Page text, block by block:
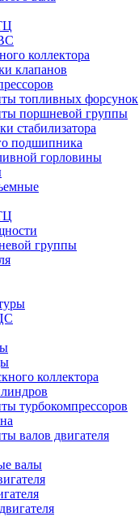
коллектора
клапанов
топливных форсунок
поршневой группы
стабилизатора
подшипника
горловины
группы
коллектора
турбокомпрессоров
валов двигателя
валы